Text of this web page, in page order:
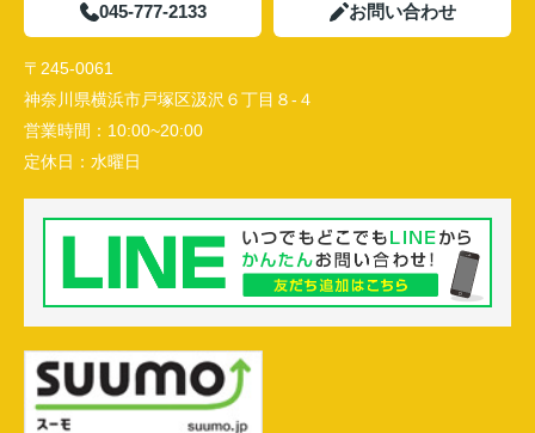
045-777-2133 お問い合わせ
〒245-0061
神奈川県横浜市戸塚区汲沢６丁目８-４
営業時間： 10:00~20:00
定休日： 水曜日